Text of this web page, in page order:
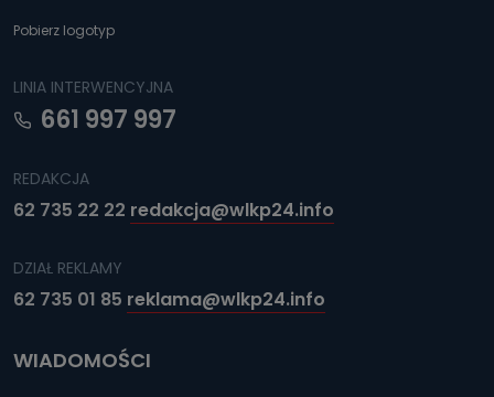
dane, które pochodzą bezpośrednio od Państwa (lub
zostały przekazane w Państwa imieniu) lub dane osobowe,
kontaktowy, adres korespondencyjny. Odbiorcą Pastwa
danych osobowych są pracownicy i współpracownicy
oraz partnerzy wspomagający administratora w jego
Jak skontaktować się z inspektorem
danych osobowych?
Pobierz logotyp
LINIA INTERWENCYJNA
661 997 997
REDAKCJA
62 735 22 22 redakcja@wlkp24.info
DZIAŁ REKLAMY
62 735 01 85 reklama@wlkp24.info
WIADOMOŚCI